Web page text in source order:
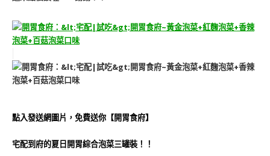
點入發送網圖片，免費送你【開胃食府】
宅配到府的夏日開胃綜合泡菜三罐裝！！